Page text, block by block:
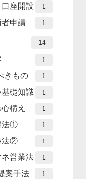
座開設 1
者申請 1
14
1
きもの 1
基礎知識 1
構え 1
法① 1
法② 1
営業法 1
案手法 1